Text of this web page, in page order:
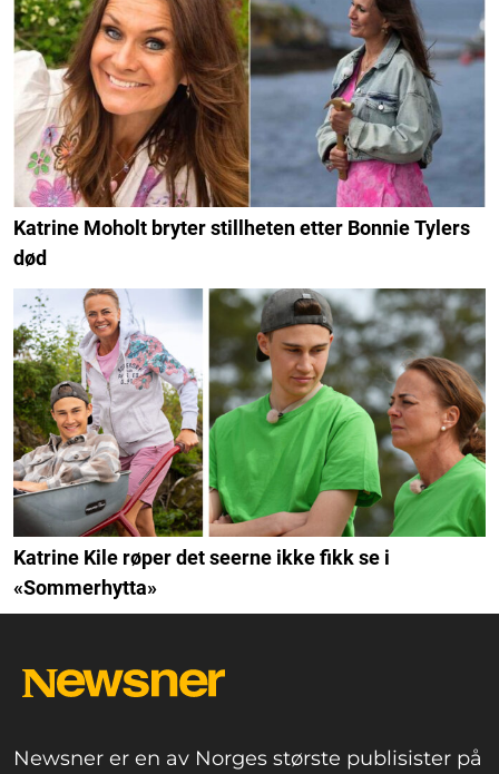
Katrine Moholt bryter stillheten etter Bonnie Tylers
død
Katrine Kile røper det seerne ikke fikk se i
«Sommerhytta»
Newsner er en av Norges største publisister på